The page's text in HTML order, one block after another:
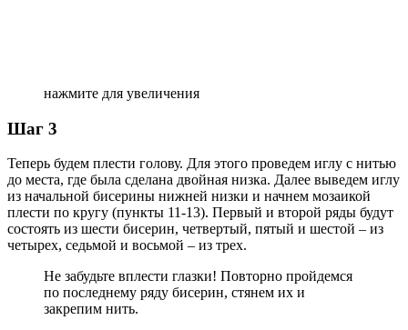
нажмите для увеличения
Шаг 3
Теперь будем плести голову. Для этого проведем иглу с нитью
до места, где была сделана двойная низка. Далее выведем иглу
из начальной бисерины нижней низки и начнем мозаикой
плести по кругу (пункты 11-13). Первый и второй ряды будут
состоять из шести бисерин, четвертый, пятый и шестой – из
четырех, седьмой и восьмой – из трех.
Не забудьте вплести глазки! Повторно пройдемся
по последнему ряду бисерин, стянем их и
закрепим нить.